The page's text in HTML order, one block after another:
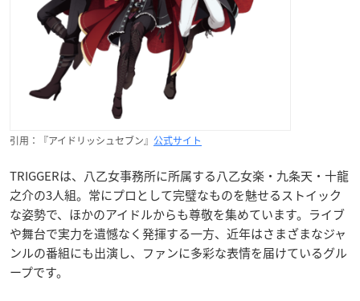
引用：『アイドリッシュセブン』 公式サイト
TRIGGERは、八乙女事務所に所属する八乙女楽・九条天・十龍
之介の3人組。常にプロとして完璧なものを魅せるストイック
な姿勢で、ほかのアイドルからも尊敬を集めています。ライブ
や舞台で実力を遺憾なく発揮する一方、近年はさまざまなジャ
ンルの番組にも出演し、ファンに多彩な表情を届けているグル
ープです。